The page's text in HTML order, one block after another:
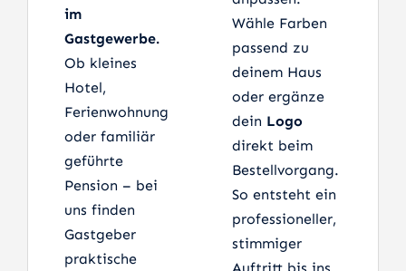
im
Gastgewerbe.
Ob kleines
Hotel,
Ferienwohnung
oder familiär
geführte
Pension – bei
uns finden
Gastgeber
praktische
Wähle Farben
passend zu
deinem Haus
oder ergänze
dein Logo
direkt beim
Bestellvorgang.
So entsteht ein
professioneller,
stimmiger